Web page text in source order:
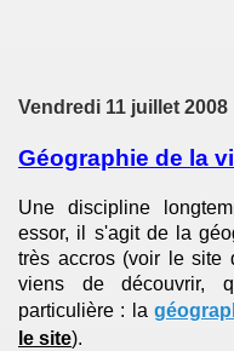
Vendredi 11 juillet 2008
Géographie de la
Une discipline
essor, il s'agit de la
très accros (voir le
viens de découvrir,
particulière : la
le site).